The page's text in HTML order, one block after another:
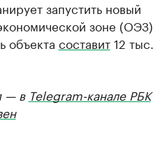
запустить новый
зоне (ОЭЗ)
объекта составит12 тыс.
— в Telegram-канале РБК